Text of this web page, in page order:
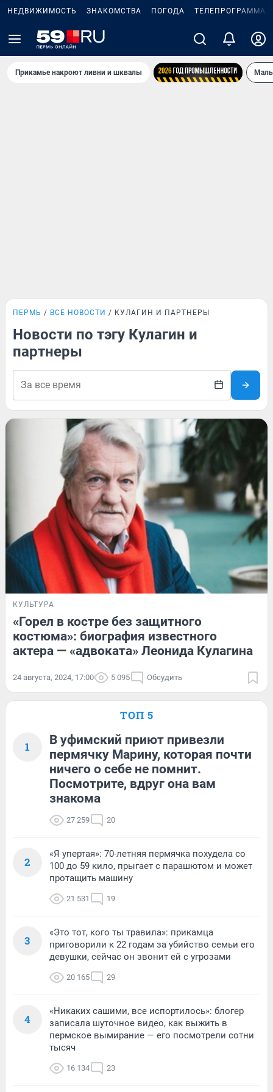
НЕДВИЖИМОСТЬ ЗНАКОМСТВА ПОГОДА ТЕЛЕПРОГРАММА
Прикамье накроют ливни и шквалы
ПЕРМЬ ВСЕ НОВОСТИ КУЛАГИН И ПАРТНЕРЫ
Новости по тэгу Кулагин и
партнеры
КУЛЬТУРА
«Горел в костре без защитного
костюма»: биография известного
актера — «адвоката» Леонида Кулагина
24 августа, 2024, 17:00 5 095 Обсудить
ТОП 5
1
В уфимский приют привезли
пермячку Марину, которая почти
ничего о себе не помнит.
Посмотрите, вдруг она вам
знакома
27 259 20
2
«Я упертая»: 70-летняя пермячка похудела со
100 до 59 кило, прыгает с парашютом и может
протащить машину
21 531 19
3
«Это тот, кого ты травила»: прикамца
приговорили к 22 годам за убийство семьи его
девушки, сейчас он звонит ей с угрозами
20 165 29
4
«Никаких сашими, все испортилось»: блогер
записала шуточное видео, как выжить в
пермское вымирание — его посмотрели сотни
тысяч
16 134 23